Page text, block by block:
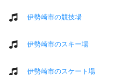
伊勢崎市の競技場
伊勢崎市のスキー場
伊勢崎市のスケート場